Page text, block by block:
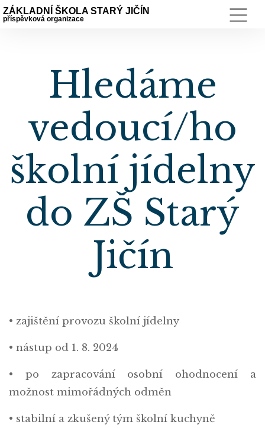
ZÁKLADNÍ ŠKOLA STARÝ JIČÍN
příspěvková organizace
Hledáme
vedoucí/ho
školní jídelny
do ZŠ Starý
Jičín
• zajištění provozu školní jídelny
• nástup od 1. 8. 2024
• po zapracování osobní ohodnocení a
možnost mimořádných odměn
• stabilní a zkušený tým školní kuchyně